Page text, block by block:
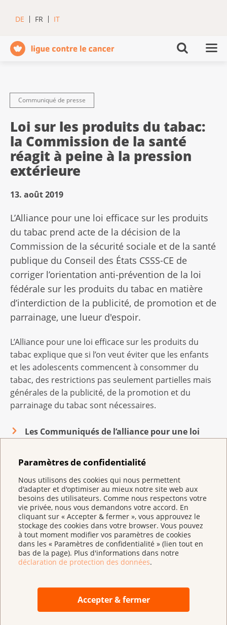
Paramètres de confidentialité
Nous utilisons des cookies qui nous permettent
d'adapter et d'optimiser au mieux notre site web aux
besoins des utilisateurs. Comme nous respectons votre
vie privée, nous vous demandons votre accord. En
cliquant sur « Accepter & fermer », vous approuvez le
stockage des cookies dans votre browser. Vous pouvez
à tout moment modifier vos paramètres de cookies
dans les « Paramètres de confidentialité » (lien tout en
bas de la page). Plus d'informations dans notre
déclaration de protection des données.
Accepter & fermer
DE FR IT
Communiqué de presse
Loi sur les produits du tabac:
la Commission de la santé
réagit à peine à la pression
extérieure
13. août 2019
L’Alliance pour une loi efficace sur les produits
du tabac prend acte de la décision de la
Commission de la sécurité sociale et de la santé
publique du Conseil des États CSSS-CE de
corriger l’orientation anti-prévention de la loi
fédérale sur les produits du tabac en matière
d’interdiction de la publicité, de promotion et de
parrainage, une lueur d'espoir.
L’Alliance pour une loi efficace sur les produits du
tabac explique que si l’on veut éviter que les enfants
et les adolescents commencent à consommer du
tabac, des restrictions pas seulement partielles mais
générales de la publicité, de la promotion et du
parrainage du tabac sont nécessaires.
Les Communiqués de l’alliance pour une loi
Compte de dons :